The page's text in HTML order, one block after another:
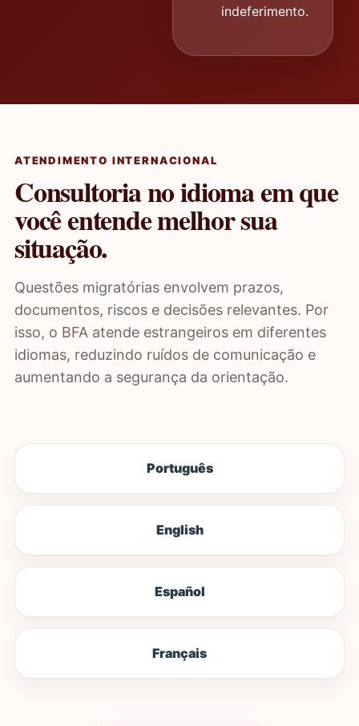
indeferimento.
ATENDIMENTO INTERNACIONAL
Consultoria no idioma em que
você entende melhor sua
situação.
Questões migratórias envolvem prazos,
documentos, riscos e decisões relevantes. Por
isso, o BFA atende estrangeiros em diferentes
idiomas, reduzindo ruídos de comunicação e
aumentando a segurança da orientação.
Português
English
Español
Français